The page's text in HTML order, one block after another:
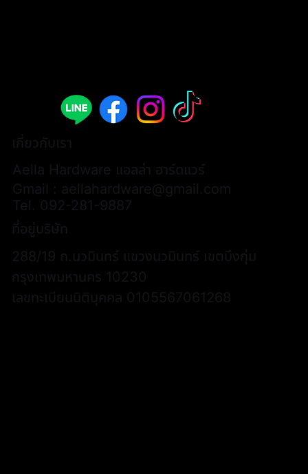
เกี่ยวกับเรา
Aella Hardware แอลล่า ฮาร์ดแวร์
Gmail : aellahardware@gmail.com
Tel. 092-281-9887
ที่อยู่บริษัท
288/19 ถ.นวมินทร์ แขวงนวมินทร์ เขตบึงกุ่ม
กรุงเทพมหานคร 10230
เลขทะเบียนนิติบุคคล 0105567061268